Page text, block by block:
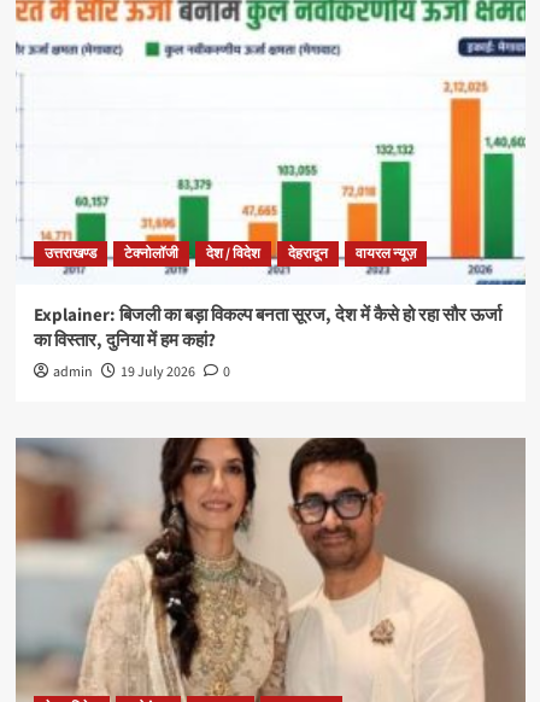
उत्तराखण्ड टेक्नोलॉजी देश / विदेश देहरादून वायरल न्यूज़
Explainer: बिजली का बड़ा विकल्प बनता सूरज, देश में कैसे हो रहा सौर ऊर्जा
का विस्तार, दुनिया में हम कहां?
admin 19 July 2026 0